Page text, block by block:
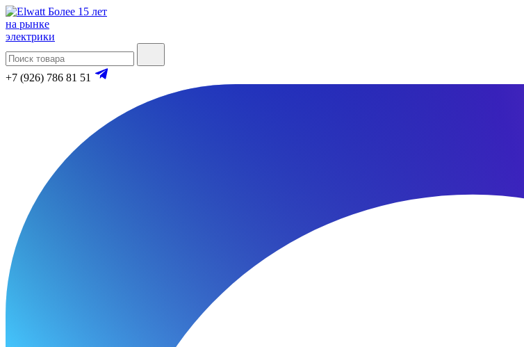
Более 15 лет
на рынке
электрики
+7 (926) 786 81 51